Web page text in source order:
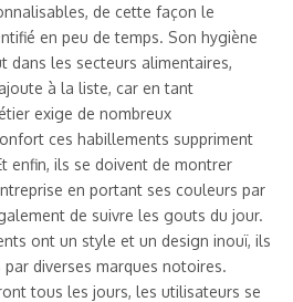
de cette façon le
en peu de temps. Son hygiène
dans les secteurs alimentaires,
à la liste, car en tant
exige de nombreux
ces habillements suppriment
enfin, ils se doivent de montrer
en portant ses couleurs par
de suivre les gouts du jour.
ont un style et un design inouï, ils
par diverses marques notoires.
tous les jours, les utilisateurs se